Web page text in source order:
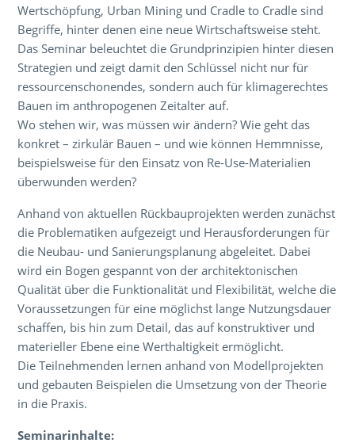
Wertschöpfung, Urban Mining und Cradle to Cradle sind
Begriffe, hinter denen eine neue Wirtschaftsweise steht.
Das Seminar beleuchtet die Grundprinzipien hinter diesen
Strategien und zeigt damit den Schlüssel nicht nur für
ressourcenschonendes, sondern auch für klimagerechtes
Bauen im anthropogenen Zeitalter auf.
Wo stehen wir, was müssen wir ändern? Wie geht das
konkret – zirkulär Bauen – und wie können Hemmnisse,
beispielsweise für den Einsatz von Re-Use-Materialien
überwunden werden?
Anhand von aktuellen Rückbauprojekten werden zunächst
die Problematiken aufgezeigt und Herausforderungen für
die Neubau- und Sanierungsplanung abgeleitet. Dabei
wird ein Bogen gespannt von der architektonischen
Qualität über die Funktionalität und Flexibilität, welche die
Voraussetzungen für eine möglichst lange Nutzungsdauer
schaffen, bis hin zum Detail, das auf konstruktiver und
materieller Ebene eine Werthaltigkeit ermöglicht.
Die Teilnehmenden lernen anhand von Modellprojekten
und gebauten Beispielen die Umsetzung von der Theorie
in die Praxis.
Seminarinhalte: